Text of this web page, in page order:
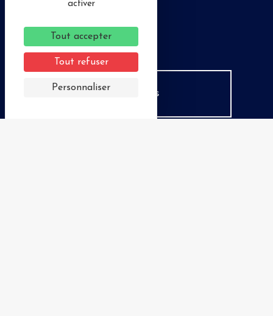
Nos brochures
Tout accepter
Tout refuser
Personnaliser